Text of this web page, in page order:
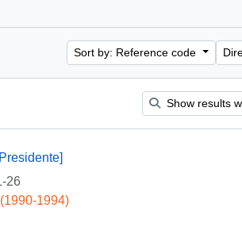
Sort by: Reference code
Show results
26
1994)